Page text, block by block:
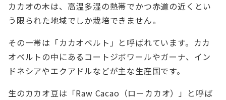
カカオの木は、高温多湿の熱帯でかつ赤道の近くとい
う限られた地域でしか栽培できません。
その一帯は「カカオベルト」と呼ばれています。カカ
オベルトの中にあるコートジボワールやガーナ、イン
ドネシアやエクアドルなどが主な生産国です。
生のカカオ豆は「Raw Cacao（ローカカオ）」と呼ば